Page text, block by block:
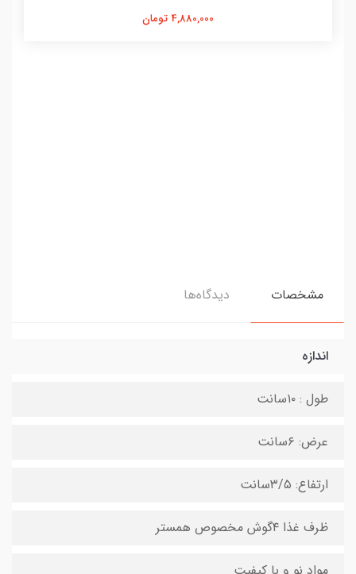
4,880,000 تومان
مشخصات دیدگاه‌ها
اندازه
طول : ۱۰سانت
عرض: ۶سانت
ارتفاع: ۳/۵سانت
ظرف غذا ۴گوش مخصوص همستر